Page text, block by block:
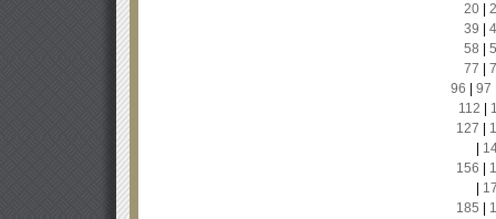
20|
39
58
77
96
97
112
127
156
185